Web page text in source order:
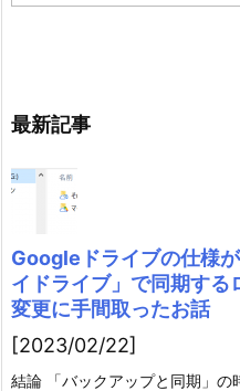
最新記事
Googleドライブの仕様
イドライブ」で同期する
変更に手間取ったお話
[2023/02/22]
結論 「バックアップと同期」の